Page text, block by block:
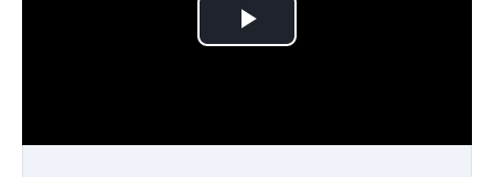
Play Video